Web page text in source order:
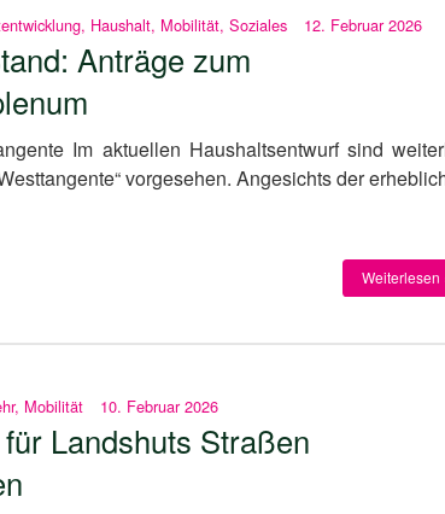
, Haushalt, Mobilität, Soziales 12. Februar 2026
Anträge zum
Im aktuellen Haushaltsentwurf sind
vorgesehen. Angesichts der
Weiterlesen
, Mobilität 10. Februar 2026
Landshuts Straßen